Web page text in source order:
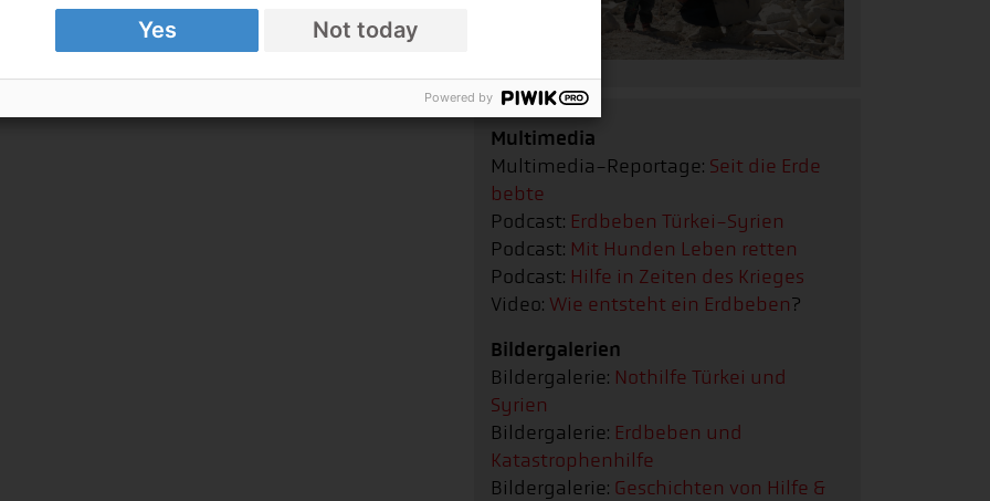
Hilfsorganisationen
Multimedia
Multimedia-Reportage: Seit die Erde
bebte
Podcast: Erdbeben Türkei-Syrien
Podcast: Mit Hunden Leben retten
Podcast: Hilfe in Zeiten des Krieges
Video: Wie entsteht ein Erdbeben?
Bildergalerien
Bildergalerie: Nothilfe Türkei und
Syrien
Bildergalerie: Erdbeben und
Katastrophenhilfe
Bildergalerie: Geschichten von Hilfe &
Yes Not today
Powered by